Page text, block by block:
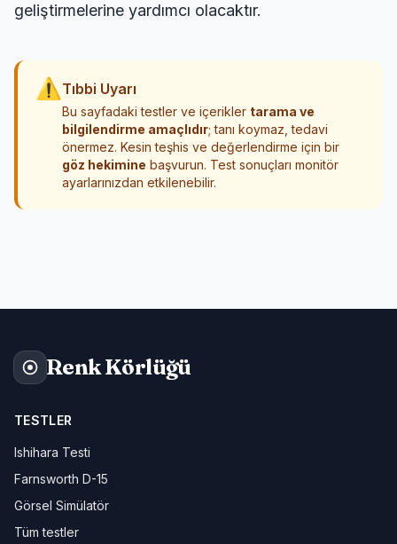
geliştirmelerine yardımcı olacaktır.
⚠ Tıbbi Uyarı
Bu sayfadaki testler ve içerikler tarama ve
bilgilendirme amaçlıdır; tanı koymaz, tedavi
önermez. Kesin teşhis ve değerlendirme için bir
göz hekimine başvurun. Test sonuçları monitör
ayarlarınızdan etkilenebilir.
Renk Körlüğü
TESTLER
Ishihara Testi
Farnsworth D-15
Görsel Simülatör
Tüm testler